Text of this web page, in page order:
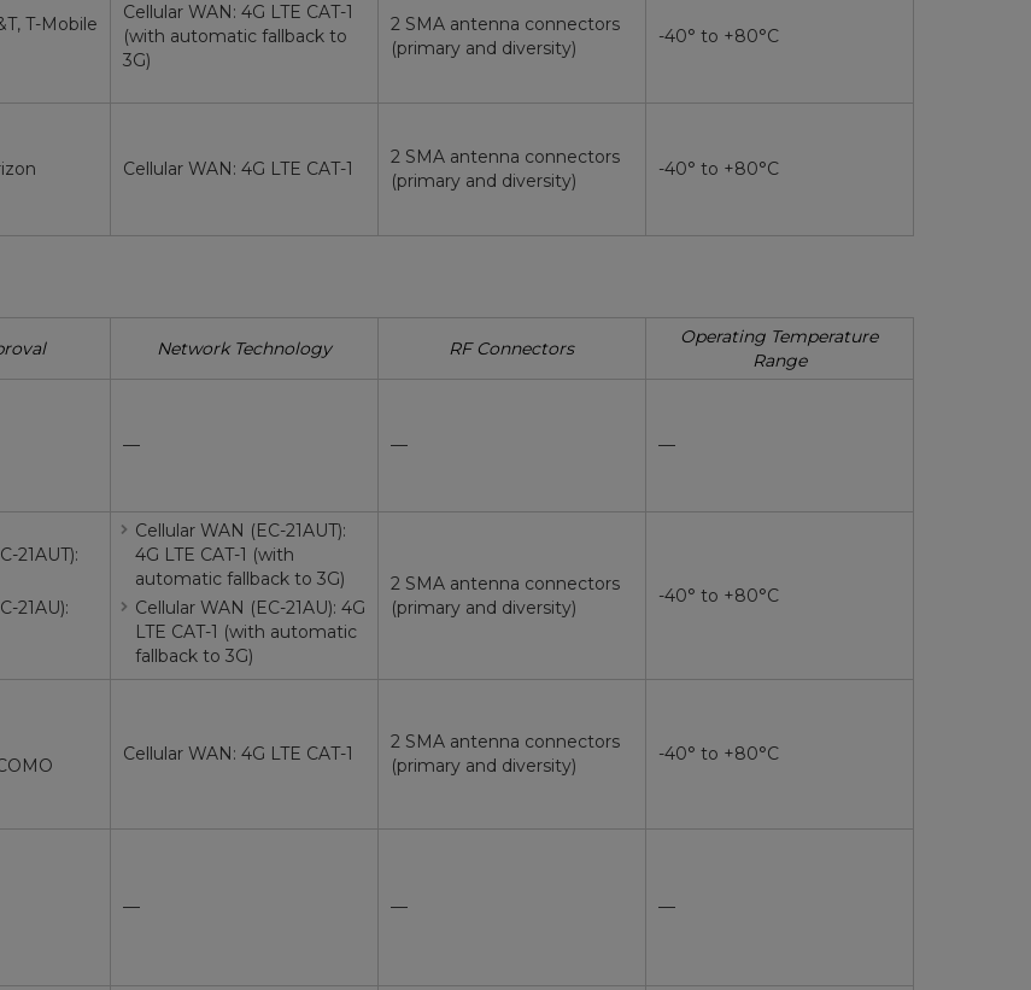
T-Mobile
Cellular WAN: 4G LTE CAT-1
(with automatic fallback to
3G)
2 SMA antenna connectors
(primary and diversity)
-40° to +80°C
Cellular WAN: 4G LTE CAT-1
2 SMA antenna connectors
(primary and diversity)
-40° to +80°C
Network Technology RF Connectors
Operating Temperature
Range
— — —
21AUT):
21AU):
Cellular WAN (EC-21AUT):
4G LTE CAT-1 (with
automatic fallback to 3G)
Cellular WAN (EC-21AU): 4G
LTE CAT-1 (with automatic
fallback to 3G)
2 SMA antenna connectors
(primary and diversity)
-40° to +80°C
Cellular WAN: 4G LTE CAT-1
2 SMA antenna connectors
(primary and diversity)
-40° to +80°C
— — —